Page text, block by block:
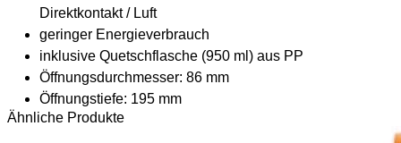
Direktkontakt / Luft
geringer Energieverbrauch
inklusive Quetschflasche (950 ml) aus PP
Öffnungsdurchmesser: 86 mm
Öffnungstiefe: 195 mm
Ähnliche Produkte